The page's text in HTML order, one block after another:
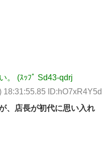
。 (ｽｯﾌﾟ Sd43-qdrj
18:31:55.85 ID:hO7xR4Y5d
、店長が初代に思い入れ